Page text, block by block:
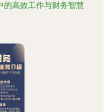
的高效工作与财务智慧